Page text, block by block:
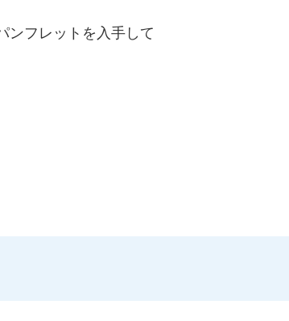
ンフレットを入手して